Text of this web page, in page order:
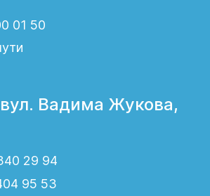
01 50
Вадима Жукова,
29 94
95 53